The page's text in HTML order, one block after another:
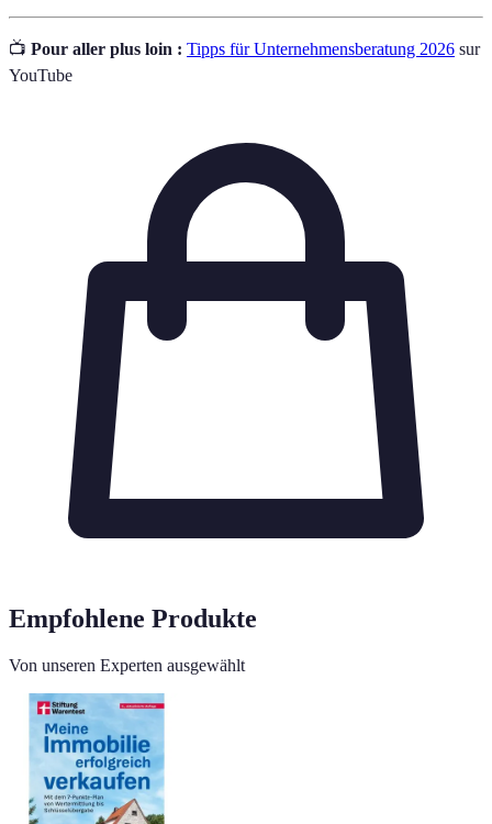
📺 Pour aller plus loin : Tipps für Unternehmensberatung 2026 sur
YouTube
Empfohlene Produkte
Von unseren Experten ausgewählt